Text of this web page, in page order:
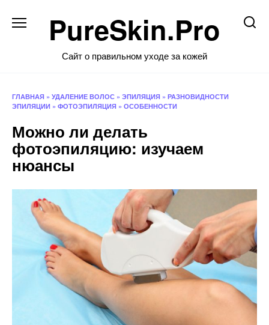
содержаниюPureSkin.Pro
Сайт о правильном уходе за кожей
ГЛАВНАЯ » УДАЛЕНИЕ ВОЛОС » ЭПИЛЯЦИЯ » РАЗНОВИДНОСТИ
ЭПИЛЯЦИИ » ФОТОЭПИЛЯЦИЯ » ОСОБЕННОСТИ
Можно ли делать
фотоэпиляцию: изучаем
нюансы